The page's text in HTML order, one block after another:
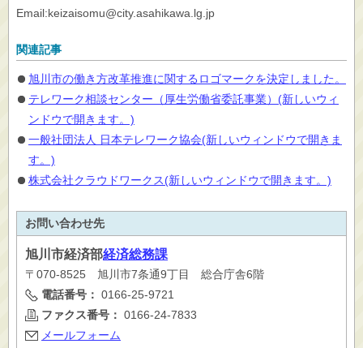
Email:keizaisomu@city.asahikawa.lg.jp
関連記事
旭川市の働き方改革推進に関するロゴマークを決定しました。
テレワーク相談センター（厚生労働省委託事業）(新しいウィ
ンドウで開きます。)
一般社団法人 日本テレワーク協会(新しいウィンドウで開きま
す。)
株式会社クラウドワークス(新しいウィンドウで開きます。)
お問い合わせ先
旭川市経済部経済総務課
〒070-8525 旭川市7条通9丁目 総合庁舎6階
電話番号： 0166-25-9721
ファクス番号： 0166-24-7833
メールフォーム